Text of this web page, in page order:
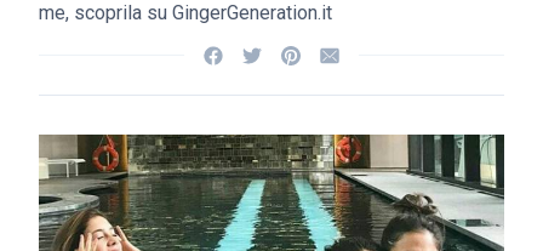
me, scoprila su GingerGeneration.it